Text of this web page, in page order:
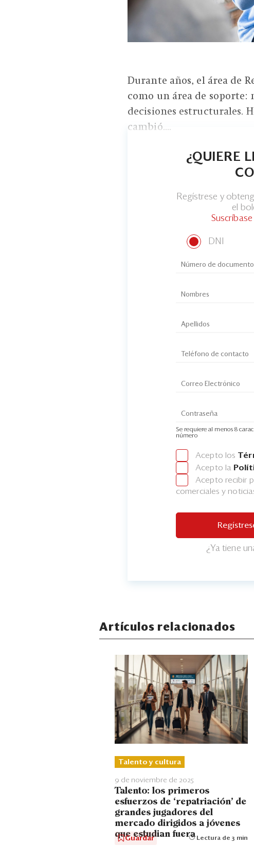
Durante años, el área de
como un área de soporte:
decisiones estructurales.
cambió....
¿QUIERE
Regístrese y
el
DNI
Se requiere al menos 8
número
Acepto los
Acepto la
Acepto recibir
comerciales y
¿Ya tiene
Artículos relacionados
Talento y cultura
9 de noviembre de 2025
Talento: los primeros
esfuerzos de ‘repatriación’ de
grandes jugadores del
mercado dirigidos a jóvenes
que estudian fuera
Guardar Lectura de 3 min